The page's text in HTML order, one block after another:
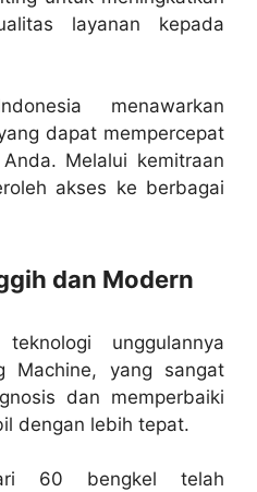
layanan kepada
menawarkan
dapat mempercepat
Melalui kemitraan
akses ke berbagai
dan Modern
unggulannya
Machine, yang sangat
dan memperbaiki
dengan lebih tepat.
60 bengkel telah